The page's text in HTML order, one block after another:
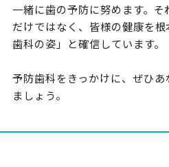
一緒に歯の予防に努めます。
だけではなく、皆様の健康を
歯科の姿」と確信しています。
予防歯科をきっかけに、ぜひ
ましょう。